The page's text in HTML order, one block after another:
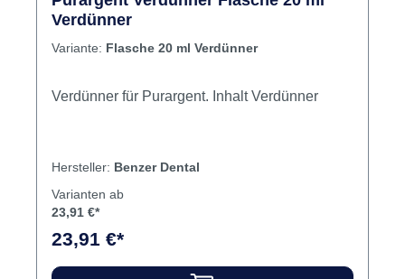
Verdünner
Variante: Flasche 20 ml Verdünner
Verdünner für Purargent. Inhalt Verdünner
Hersteller: Benzer Dental
Varianten ab
23,91 €*
23,91 €*